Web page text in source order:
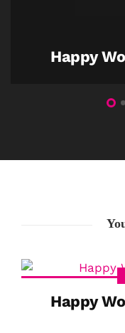
Happy
Happy